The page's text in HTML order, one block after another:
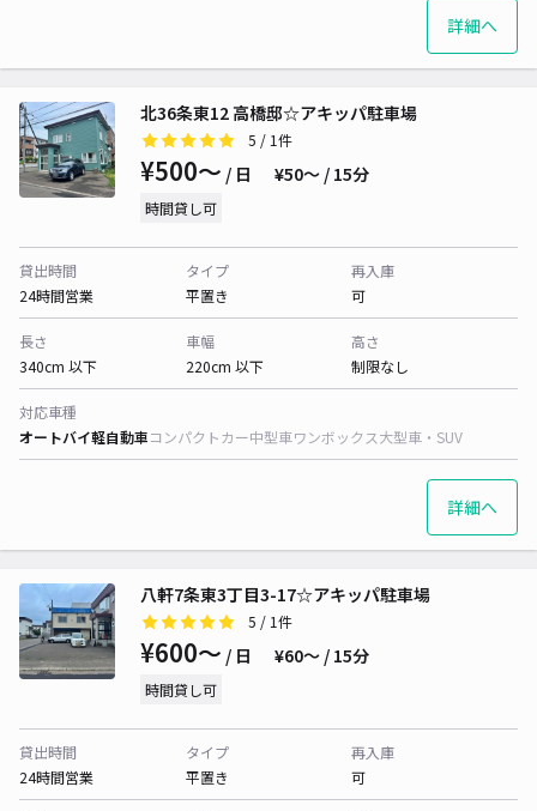
詳細へ
北36条東12 高橋邸☆アキッパ駐車場
5 / 1件
¥500〜 / 日 ¥50〜 / 15分
時間貸し可
貸出時間
24時間営業
タイプ
平置き
再入庫
可
長さ
340cm 以下
車幅
220cm 以下
高さ
制限なし
対応車種
オートバイ軽自動車コンパクトカー中型車ワンボックス大型車・SUV
詳細へ
八軒7条東3丁目3-17☆アキッパ駐車場
5 / 1件
¥600〜 / 日 ¥60〜 / 15分
時間貸し可
貸出時間
24時間営業
タイプ
平置き
再入庫
可